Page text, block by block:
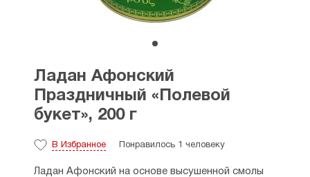
Ладан Афонский
Праздничный «Полевой
букет», 200 г
В Избранное Понравилось 1 человеку
Ладан Афонский на основе высушенной смолы